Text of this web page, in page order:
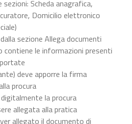
sezioni: Scheda anagrafica,
Domicilio elettronico
sezione Allega documenti
contiene le informazioni presenti
deve apporre la firma
procura
la procura
allegata alla pratica
allegato il documento di